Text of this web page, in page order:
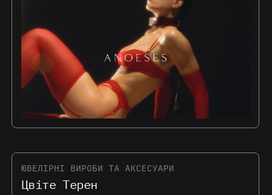
ЮВЕЛІРНІ ВИРОБИ ТА АКСЕСУАРИ
Цвіте Терен